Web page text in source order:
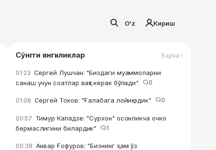
O'z Кириш
Сўнгги янгиликлар Барча ›
01:23 Сергей Лушчан: "Биздаги муаммоларни
санаш учун соатлар вақт керак бўлади"
0
01:08 Сергей Токов: "Ғалабага лойиқ эдик" 0
00:57 Тимур Кападзе: "Сурхон" осонликча очко
бермаслигини билардик"
1
00:38 Анвар Ғофуров: "Бизнинг ҳам ўз